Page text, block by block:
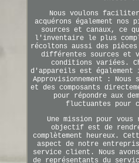
Nous voulons
acquérons également nos
sources et canaux, ce
l'inventaire le plus
récoltons aussi des
différentes sources et
conditions variées.
d'appareils est
Approvisionnement : Nous
et des composants
pour répondre aux
fluctuantes pour
Une mission pour
objectif est de
complètement heureux.
aspect de notre
service client. Nous
de représentants du